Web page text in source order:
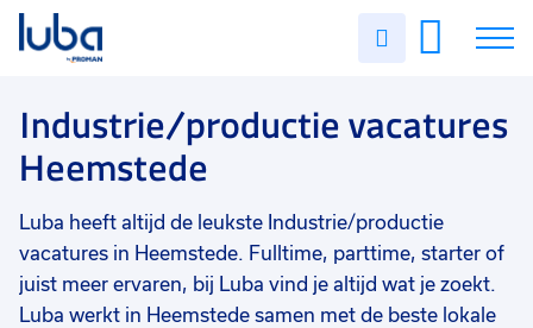
Uren
Vacatures
Over ons
Voor werkgevers
Contact
Industrie/productie vacatures
Heemstede
Luba heeft altijd de leukste Industrie/productie
vacatures in Heemstede. Fulltime, parttime, starter of
juist meer ervaren, bij Luba vind je altijd wat je zoekt.
Luba werkt in Heemstede samen met de beste lokale
Filter vacatures
Vakgebied 0
Industrie/productie
Opleidingsniveau
Hbo
Havo 1